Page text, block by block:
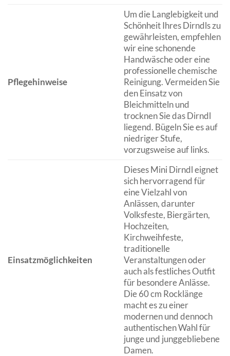
Pflegehinweise
Um die Langlebigkeit und
Schönheit Ihres Dirndls zu
gewährleisten, empfehlen
wir eine schonende
Handwäsche oder eine
professionelle chemische
Reinigung. Vermeiden Sie
den Einsatz von
Bleichmitteln und
trocknen Sie das Dirndl
liegend. Bügeln Sie es auf
niedriger Stufe,
vorzugsweise auf links.
Einsatzmöglichkeiten
Dieses Mini Dirndl eignet
sich hervorragend für
eine Vielzahl von
Anlässen, darunter
Volksfeste, Biergärten,
Hochzeiten,
Kirchweihfeste,
traditionelle
Veranstaltungen oder
auch als festliches Outfit
für besondere Anlässe.
Die 60 cm Rocklänge
macht es zu einer
modernen und dennoch
authentischen Wahl für
junge und junggebliebene
Damen.